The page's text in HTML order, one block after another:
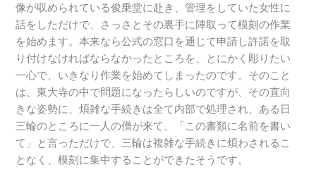
像が収められている俊乗堂に赴き、管理をしていた女性に
話をしただけで、さっさとその裏手に陣取って模刻の作業
を始めます。本来なら公式の窓口を通じて申請し許諾を取
り付けなければならなかったところを、とにかく彫りたい
一心で、いきなり作業を始めてしまったのです。そのこと
は、東大寺の中で問題になったらしいのですが、その直向
きな姿勢に、煩雑な手続きは全て内部で処理され、ある日
三輪のところに一人の僧が来て、「この書類に名前を書い
て」と言っただけで、三輪は複雑な手続きに煩わされるこ
となく、模刻に集中することができたそうです。